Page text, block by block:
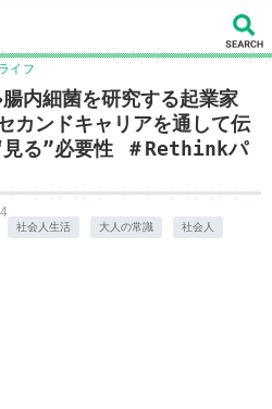
イフ
腸内細菌を研究する起業家
カンドキャリアを通して伝
見る”必要性 ＃Rethinkパ
社会人生活 大人の常識 社会人